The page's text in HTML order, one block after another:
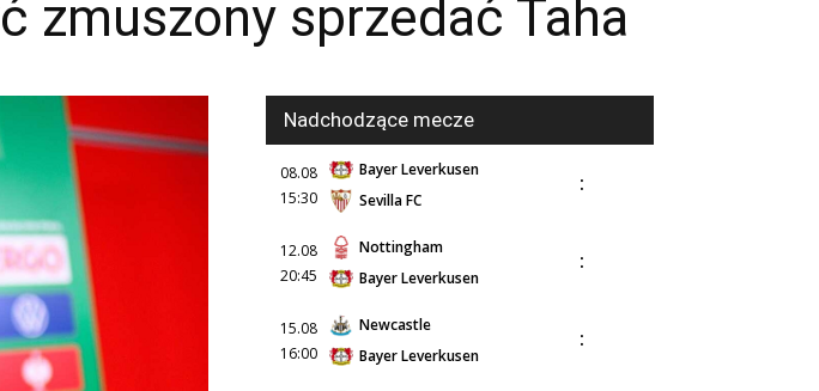
zmuszony sprzedać Taha
Nadchodzące mecze
08.08
15:30
Bayer Leverkusen
Sevilla FC
:
12.08
20:45
Nottingham
Bayer Leverkusen
:
15.08
16:00
Newcastle
Bayer Leverkusen
: